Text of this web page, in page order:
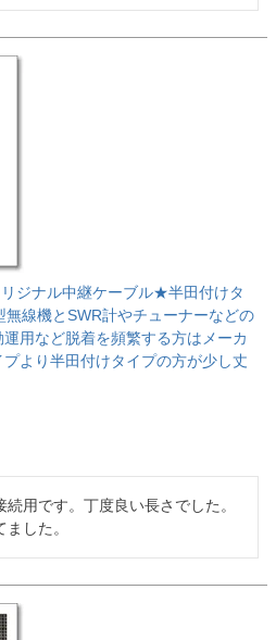
ジナル中継ケーブル★半田付けタ
線機とSWR計やチューナーなどの
用など脱着を頻繁する方はメーカ
より半田付けタイプの方が少し丈
用です。丁度良い長さでした。